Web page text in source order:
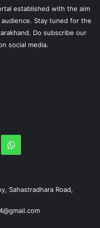
established with the aim
Stay tuned for the
Do subscribe our
social media.
WhatsApp
Sahastradhara Road,